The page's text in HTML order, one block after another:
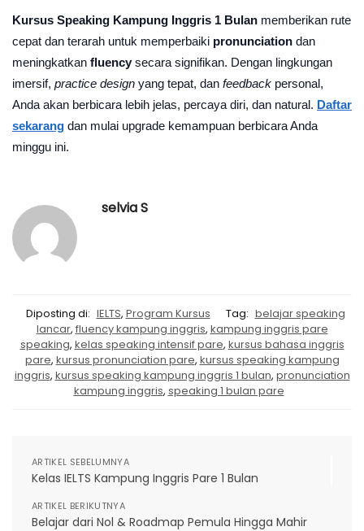
Kursus Speaking Kampung Inggris 1 Bulan memberikan rute
cepat dan terarah untuk memperbaiki pronunciation dan
meningkatkan fluency secara signifikan. Dengan lingkungan
imersif, practice design yang tepat, dan feedback personal,
Anda akan berbicara lebih jelas, percaya diri, dan natural. Daftar
sekarang dan mulai upgrade kemampuan berbicara Anda
minggu ini.
selvia S
Diposting di: IELTS, Program Kursus Tag: belajar speaking
lancar, fluency kampung inggris, kampung inggris pare
speaking, kelas speaking intensif pare, kursus bahasa inggris
pare, kursus pronunciation pare, kursus speaking kampung
inggris, kursus speaking kampung inggris 1 bulan, pronunciation
kampung inggris, speaking 1 bulan pare
ARTIKEL SEBELUMNYA
Kelas IELTS Kampung Inggris Pare 1 Bulan
ARTIKEL BERIKUTNYA
Belajar dari Nol & Roadmap Pemula Hingga Mahir